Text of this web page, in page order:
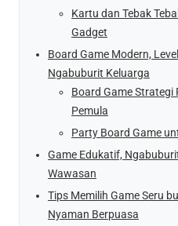
Kartu dan Tebak
Gadget
Board Game Modern,
Ngabuburit Keluarga
Board Game Strategi
Pemula
Party Board Game
Game Edukatif,
Wawasan
Tips Memilih Game Seru
Nyaman Berpuasa